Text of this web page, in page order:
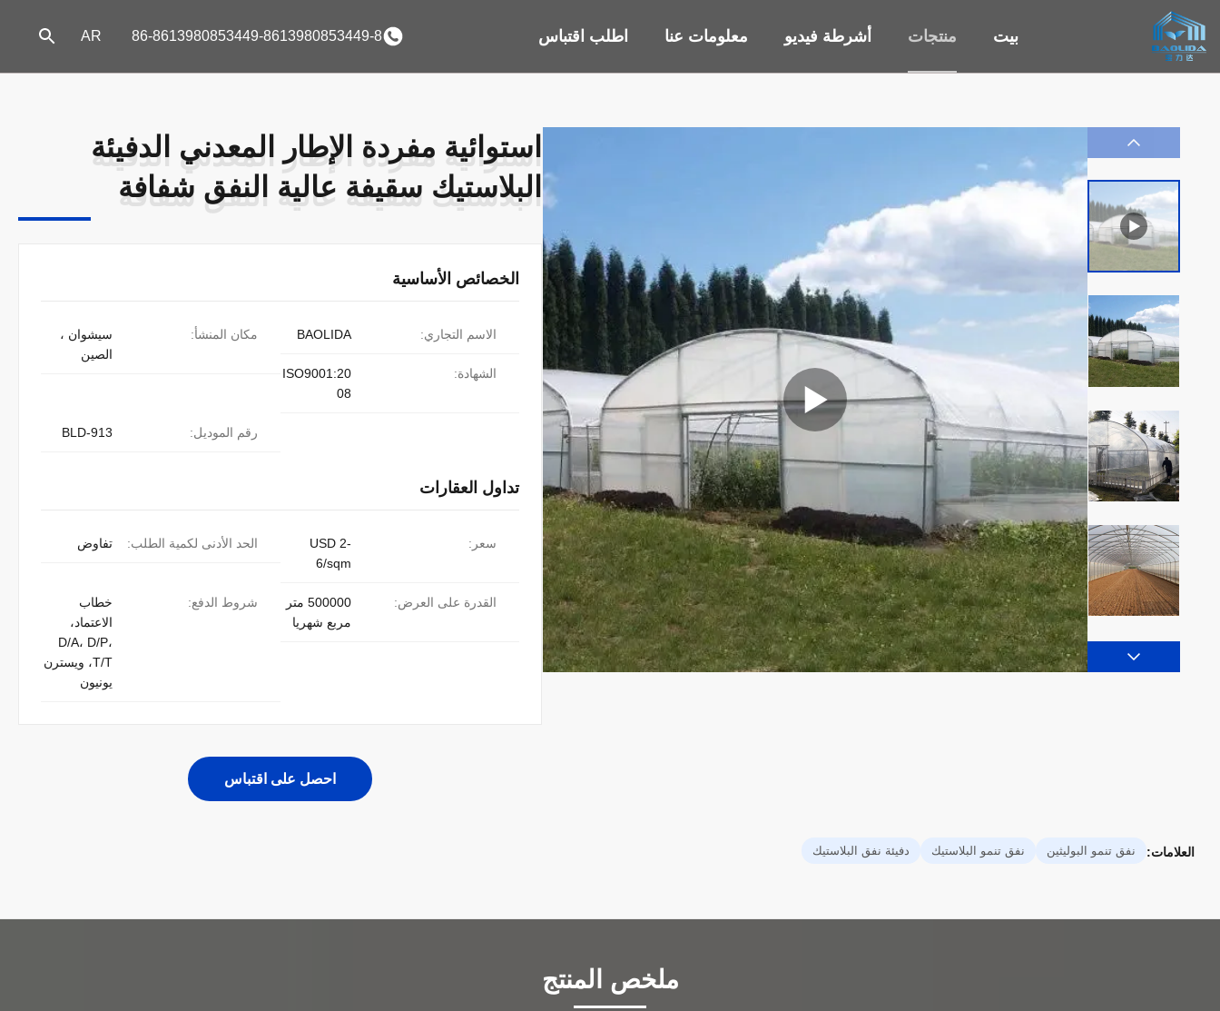
بيت منتجات أشرطة فيديو معلومات عنا اطلب اقتباس 86-8613980853449-8613980853449-8
AR
استوائية مفردة الإطار المعدني الدفيئة
البلاستيك سقيفة عالية النفق شفافة
استوائية مفردة الإطار المعدني الدفيئة
البلاستيك سقيفة عالية النفق شفافة
الخصائص الأساسية
مكان المنشأ:
سيشوان ،
الصين
الاسم التجاري: BAOLIDA
الشهادة:
ISO9001:20
08
رقم الموديل: BLD-913
تداول العقارات
الحد الأدنى لكمية الطلب: تفاوض سعر:
USD 2-
6/sqm
شروط الدفع:
خطاب
الاعتماد،
D/A، D/P،
T/T، ويسترن
يونيون
القدرة على العرض:
500000 متر
مربع شهريا
احصل على اقتباس
العلامات: نفق تنمو البوليثين نفق تنمو البلاستيك دفيئة نفق البلاستيك
ملخص المنتج